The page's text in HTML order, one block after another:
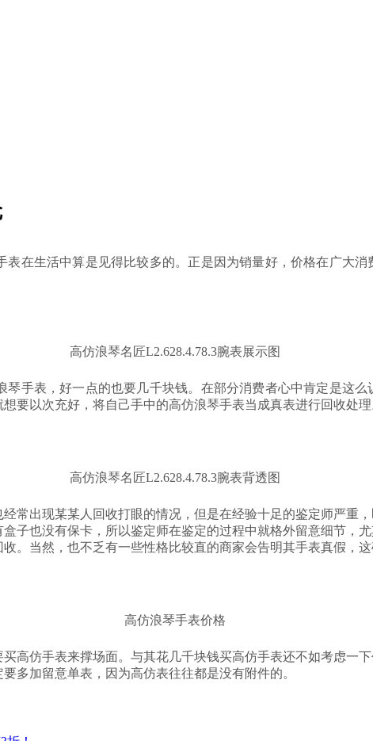
在生活中算是见得比较多的。正是因为销量好，价格在广大
高仿浪琴名匠L2.628.4.78.3腕表展示图
手表，好一点的也要几千块钱。在部分消费者心中肯定是这
要以次充好，将自己手中的高仿浪琴手表当成真表进行回收处
高仿浪琴名匠L2.628.4.78.3腕表背透图
常出现某某人回收打眼的情况，但是在经验十足的鉴定师严重
子也没有保卡，所以鉴定师在鉴定的过程中就格外留意细节，
。当然，也不乏有一些性格比较直的商家会告明其手表真假，这
高仿浪琴手表价格
高仿手表来撑场面。与其花几千块钱买高仿手表还不如考虑一
多加留意单表，因为高仿表往往都是没有附件的。